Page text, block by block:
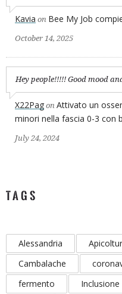
Kavia on Bee My Job
October 14, 2025
Hey people!!!!! Good mood
X22Pag on Attivato un
minori nella fascia 0-3 con
July 24, 2024
TAGS
Alessandria
Cambalache
fermento
Inclusione